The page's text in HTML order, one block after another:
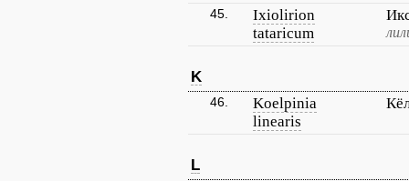
45.
Ixiolirion
tataricum
K
46.
Koelpinia
linearis
L